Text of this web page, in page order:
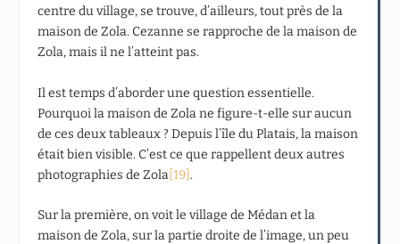
centre du village, se trouve, d’ailleurs, tout près de la
maison de Zola. Cezanne se rapproche de la maison de
Zola, mais il ne l’atteint pas.
Il est temps d’aborder une question essentielle.
Pourquoi la maison de Zola ne figure-t-elle sur aucun
de ces deux tableaux ? Depuis l’île du Platais, la maison
était bien visible. C’est ce que rappellent deux autres
photographies de Zola [19].
Sur la première, on voit le village de Médan et la
maison de Zola, sur la partie droite de l’image, un peu